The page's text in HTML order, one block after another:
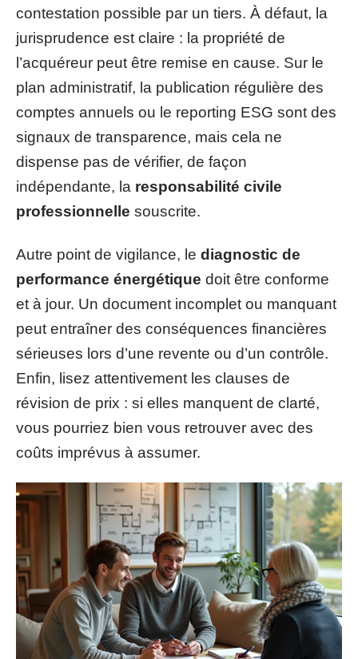
contestation possible par un tiers. À défaut, la
jurisprudence est claire : la propriété de
l’acquéreur peut être remise en cause. Sur le
plan administratif, la publication régulière des
comptes annuels ou le reporting ESG sont des
signaux de transparence, mais cela ne
dispense pas de vérifier, de façon
indépendante, la responsabilité civile
professionnelle souscrite.
Autre point de vigilance, le diagnostic de
performance énergétique doit être conforme
et à jour. Un document incomplet ou manquant
peut entraîner des conséquences financières
sérieuses lors d’une revente ou d’un contrôle.
Enfin, lisez attentivement les clauses de
révision de prix : si elles manquent de clarté,
vous pourriez bien vous retrouver avec des
coûts imprévus à assumer.